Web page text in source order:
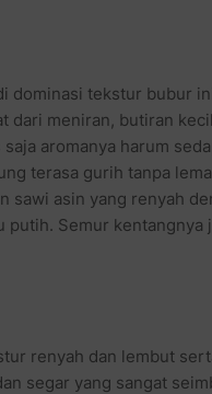
dominasi tekstur bubur
dari meniran, butiran
aromanya harum
terasa gurih tanpa
sawi asin yang renyah
putih. Semur kentangnya
renyah dan lembut
segar yang sangat